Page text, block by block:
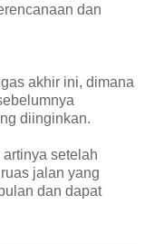
dan
akhir ini, dimana
diinginkan.
setelah
jalan yang
dan dapat